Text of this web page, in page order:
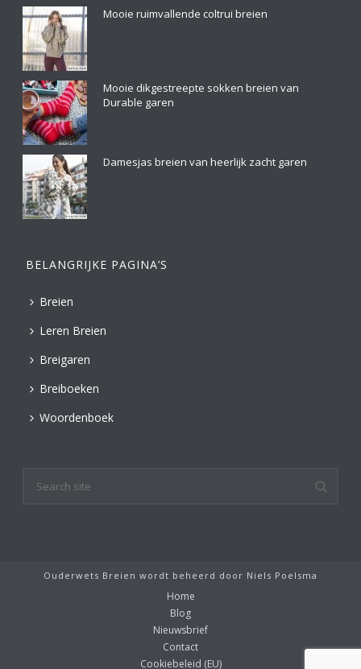
Mooie ruimvallende coltrui breien
Mooie dikgestreepte sokken breien van
Durable garen
Damesjas breien van heerlijk zacht garen
BELANGRIJKE PAGINA’S
Breien
Leren Breien
Breigaren
Breiboeken
Woordenboek
Ouderwets Breien wordt beheerd door Niels Poelsma
Home
Blog
Nieuwsbrief
Contact
Cookiebeleid (EU)